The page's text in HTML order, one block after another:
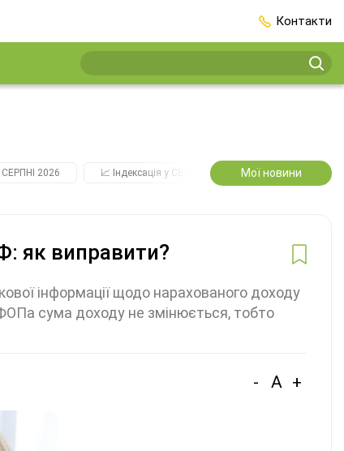
Контакти
2026 📈 Індексація у СЕРПНІ 2️⃣0️⃣2️⃣7️⃣ Усі
Мої новини
як виправити?
інформації щодо нарахованого доходу
сума доходу не змінюється, тобто
- A +